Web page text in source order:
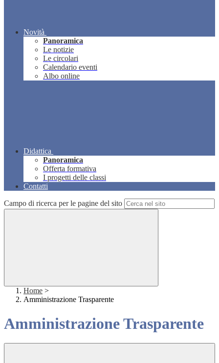
Novità
Panoramica
Le notizie
Le circolari
Calendario eventi
Albo online
Didattica
Panoramica
Offerta formativa
I progetti delle classi
Contatti
Campo di ricerca per le pagine del sito
Home >
Amministrazione Trasparente
Amministrazione Trasparente